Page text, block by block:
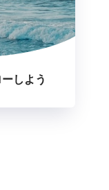
しよう